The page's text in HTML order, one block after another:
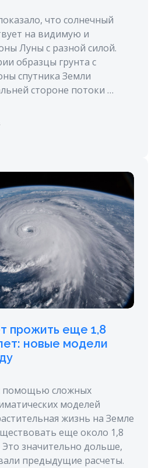
что солнечный
на видимую и
Луны с разной силой.
образцы грунта с
спутника Земли
стороне потоки …
прожить еще 1,8
новые модели
помощью сложных
моделей
жизнь на Земле
еще около 1,8
значительно дольше,
предыдущие расчеты.